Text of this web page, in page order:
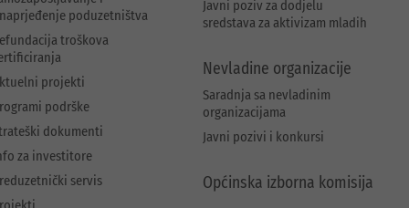
poduzetništva
troškova
projekti
podrške
dokumenti
za investitore
servis
Javni poziv za dodjelu
sredstava za aktivizam mladih
Nevladine organizacije
Saradnja sa nevladinim
organizacijama
Javni pozivi i konkursi
Općinska izborna komisija